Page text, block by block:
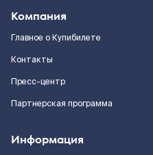
Компания
Главное о Купибилете
Контакты
Пресс-центр
Партнерская программа
Информация